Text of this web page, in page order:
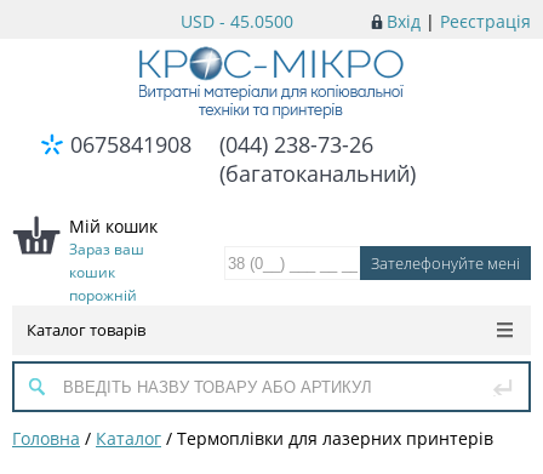
Вхід | Реєстрація
USD - 45.0500
0675841908
(044) 238-73-26
(багатоканальний)
Мій кошик
Зараз ваш
кошик
порожній
Каталог товарів
Головна / Каталог / Термоплівки для лазерних принтерів